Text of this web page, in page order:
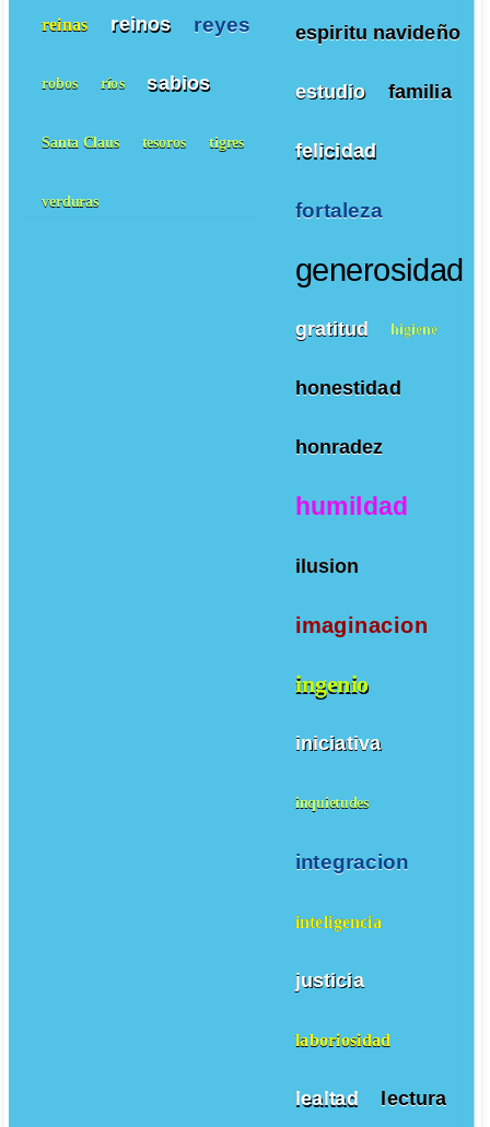
espiritu navideño
estudio familia
felicidad
fortaleza
generosidad
gratitud higiene
honestidad
honradez
humildad
ilusion
imaginacion
ingenio
iniciativa
inquietudes
integracion
inteligencia
justicia
laboriosidad
lealtad lectura
reinas reinos reyes
robos ríos sabios
Santa Claus tesoros tigres
verduras